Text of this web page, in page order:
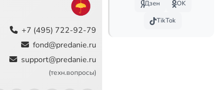
7:38
2:55
6:21
+7 (495) 722-92-79
fond@predanie.ru
support@predanie.ru
(техн.вопросы)
Дзен
OK
TikTok